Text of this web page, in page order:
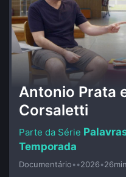
Antonio Prata
Corsaletti
Temporada
Documentário••2026•26min